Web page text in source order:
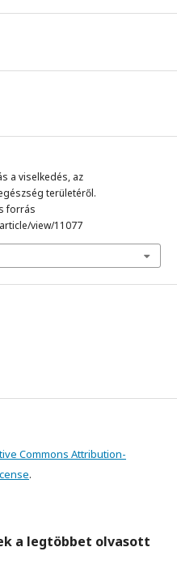
a viselkedés, az
területéről.
forrás
view/11077
Commons Attribution-
.
a legtöbbet olvasott